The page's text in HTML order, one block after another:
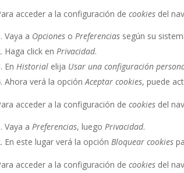
acceder a la configuración decookies del
Vaya a Opciones oPreferencias según su
Haga click enPrivacidad.
EnHistorial elija Usar una configuración
Ahora verá la opciónAceptar cookies, puede
acceder a la configuración decookies del
Vaya aPreferencias, luegoPrivacidad.
En este lugar verá la opciónBloquear cookies
acceder a la configuración decookies del